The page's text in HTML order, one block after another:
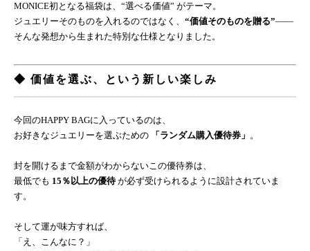
MONICE初となる福袋は、“選べる価値” がテーマ。
ジュエリーそのものを入れるのではなく、 “価値そのものを贈る”——
そんな発想から生まれた特別な仕様となりました。
◆ 価値を選ぶ、という新しい楽しみ
今回のHAPPY BAGに入っているのは、
お好きなジュエリーを選ぶための
「ランダム購入優待券」 。
封を開けるまで金額がわからないこの優待券は、
最低でも 15％以上の優待 が必ず受けられるように設計されていま
す。
そして運が味方すれば、
「え、こんなに？」